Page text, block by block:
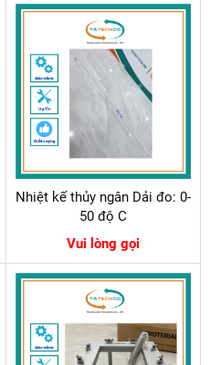
Nhiệt kế thủy ngân Dải đo: 0-
50 độ C
Vui lòng gọi